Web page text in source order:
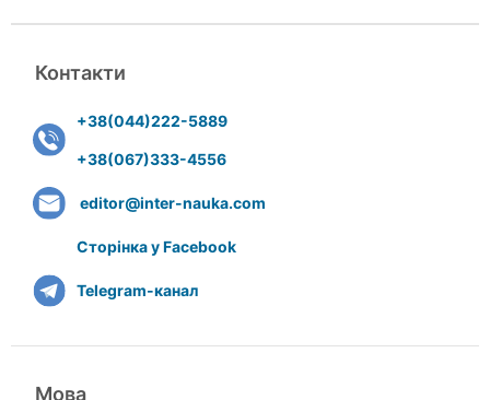
Контакти
+38(044)222-5889
+38(067)333-4556
editor@inter-nauka.com
Сторінка у Facebook
Telegram-канал
Мова